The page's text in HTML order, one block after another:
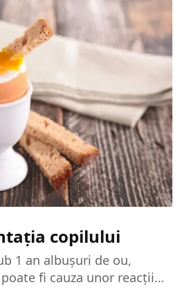
pe care și-o pun
la ce vârstă trebuie să
spele pe dinți? Este total
părinți de a imprima
copilului lor abia la
că mai devreme
pentru o asemenea
baia...
copilului
1 an albușuri de ou,
fi cauza unor reacții